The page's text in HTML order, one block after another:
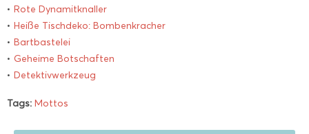
• Rote Dynamitknaller
• Heiße Tischdeko: Bombenkracher
• Bartbastelei
• Geheime Botschaften
• Detektivwerkzeug
Tags: Mottos